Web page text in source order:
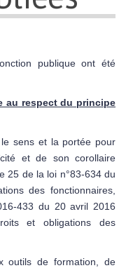
publique ont été
au respect du principe
sens et la portée pour
et de son corollaire
25 de la loi n°83-634 du
des fonctionnaires,
433 du 20 avril 2016
et obligations des
outils de formation, de